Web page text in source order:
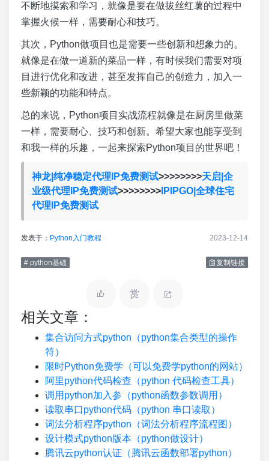
不断地摸索和学习，就像是要在做拔丝红薯的过程中
掌握火候一样，需要耐心和技巧。
其次，Python做项目也是需要一些创新和想象力的。
就像是在做一道新的菜品一样，有时候我们需要对项
目进行优化和改进，甚至发挥自己的创造力，加入一
些新颖的功能和特点。
总的来说，Python项目实战流程就像是在厨房里做菜
一样，需要耐心、技巧和创新。希望大家也能享受到
和我一样的乐趣，一起来探索Python项目的世界吧！
神龙|纯净稳定代理IP免费测试>>>>>>>>天启|企
业级代理IP免费测试>>>>>>>>IPIPGO|全球住宅
代理IP免费测试
发表于： Python入门教程 2023-12-14
# python基础 复制链接
赏
相关文章：
集合访问方式python（python集合类型的操作
符）
限时Python免费学（可以免费学python的网站）
阿里python代码检查（python 代码检查工具）
调用python加入参（python函数参数调用）
读取串口python代码（python 串口读取）
词法分析程序python（词法分析程序流程图）
设计模式python版本（python做设计）
腾讯云python认证（腾讯云函数部署python）